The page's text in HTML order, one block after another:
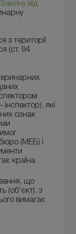
Закону від
з території
(ст. 94
які
ознак
(МЕБ) і
країна
що
(об'єкт), з
вимагає